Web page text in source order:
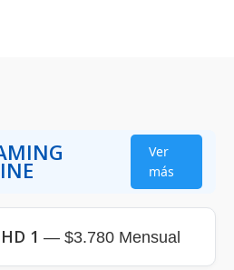
Ver
más
1 — $3.780 Mensual